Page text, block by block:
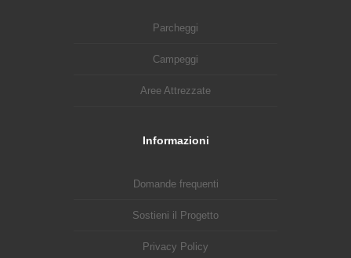
Parcheggi
Campeggi
Aree Attrezzate
Informazioni
Domande frequenti
Sostieni il Progetto
Privacy Policy